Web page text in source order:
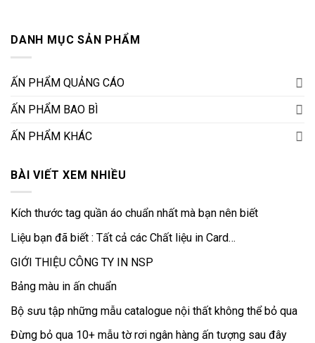
DANH MỤC SẢN PHẨM
ẤN PHẨM QUẢNG CÁO
ẤN PHẨM BAO BÌ
ẤN PHẨM KHÁC
BÀI VIẾT XEM NHIỀU
Kích thước tag quần áo chuẩn nhất mà bạn nên biết
Liệu bạn đã biết : Tất cả các Chất liệu in Card…
GIỚI THIỆU CÔNG TY IN NSP
Bảng màu in ấn chuẩn
Bộ sưu tập những mẫu catalogue nội thất không thể bỏ qua
Đừng bỏ qua 10+ mẫu tờ rơi ngân hàng ấn tượng sau đây